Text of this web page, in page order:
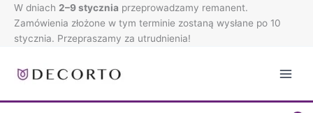
Przejdź
treści
W dniach 2–9 stycznia przeprowadzamy remanent.
Zamówienia złożone w tym terminie zostaną wysłane po 10
stycznia. Przepraszamy za utrudnienia!
Wymagane
WymaganeWymagane